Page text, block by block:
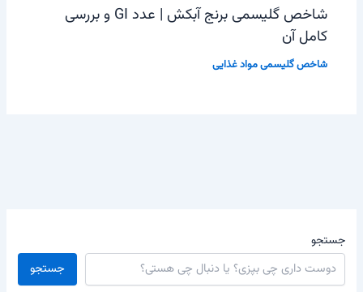
شاخص گلیسمی برنج آبکش | عدد GI و بررسی
کامل آن
شاخص گلیسمی مواد غذایی
جستجو
جستجو